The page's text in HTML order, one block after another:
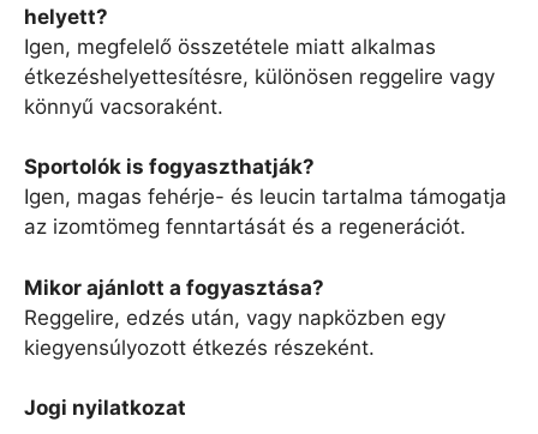
helyett?
Igen, megfelelő összetétele miatt alkalmas
étkezéshelyettesítésre, különösen reggelire vagy
könnyű vacsoraként.
Sportolók is fogyaszthatják?
Igen, magas fehérje- és leucin tartalma támogatja
az izomtömeg fenntartását és a regenerációt.
Mikor ajánlott a fogyasztása?
Reggelire, edzés után, vagy napközben egy
kiegyensúlyozott étkezés részeként.
Jogi nyilatkozat